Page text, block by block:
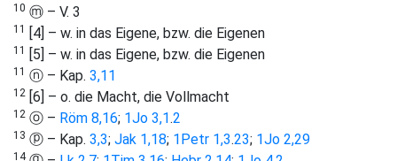
10 ⓜ – V. 3
11 [4] – w. in das Eigene, bzw. die Eigenen
11 [5] – w. in das Eigene, bzw. die Eigenen
11 ⓝ – Kap. 3,11
12 [6] – o. die Macht, die Vollmacht
12 ⓞ – Röm 8,16; 1Jo 3,1.2
13 ⓟ – Kap. 3,3; Jak 1,18; 1Petr 1,3.23; 1Jo 2,29
14